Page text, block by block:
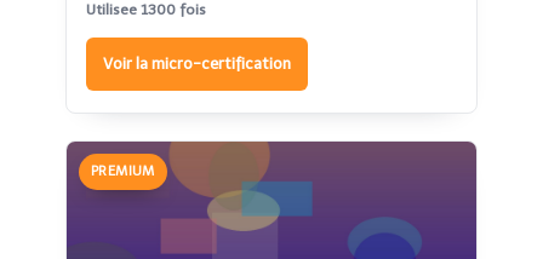
Utilisee 1300 fois
Voir la micro-certification
PREMIUM